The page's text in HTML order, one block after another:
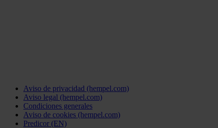
Aviso de privacidad (hempel.com)
Aviso legal (hempel.com)
Condiciones generales
Aviso de cookies (hempel.com)
Predicor (EN)